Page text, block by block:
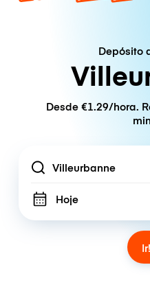
Depósito
Desde €1.29/hora.
Location
Hoje
Ir!